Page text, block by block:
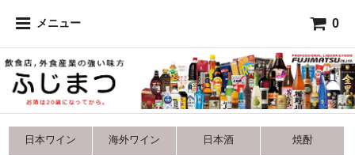
メニュー 0
日本ワイン 海外ワイン 日本酒 焼酎